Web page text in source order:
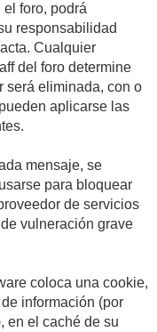
foro, podrá
responsabilidad
Cualquier
del foro determine
será eliminada, con o
aplicarse las
mensaje, se
para bloquear
de servicios
vulneración grave
coloca una cookie,
información (por
en el caché de su